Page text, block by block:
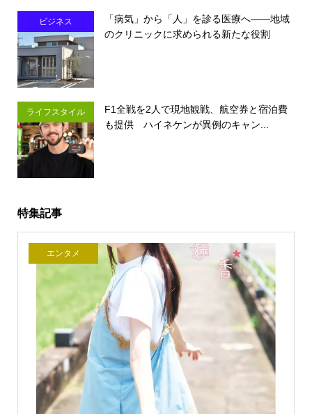
ビジネス
「病気」から「人」を診る医療へ――地域
のクリニックに求められる新たな役割
ライフスタイル
F1全戦を2人で現地観戦、航空券と宿泊費
も提供 ハイネケンが異例のキャン...
特集記事
エンタメ